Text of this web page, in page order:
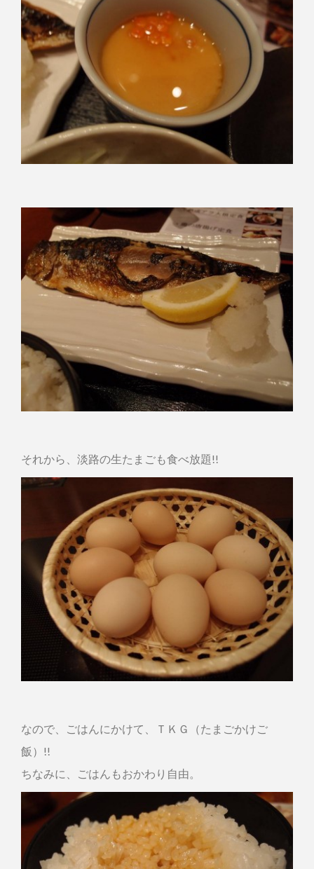
それから、淡路の生たまごも食べ放題!!
なので、ごはんにかけて、ＴＫＧ（たまごかけご
飯）!!
ちなみに、ごはんもおかわり自由。